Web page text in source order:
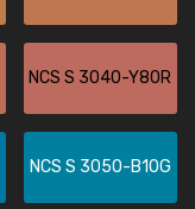
NCS S 3040-Y80R
NCS S 3050-B10G